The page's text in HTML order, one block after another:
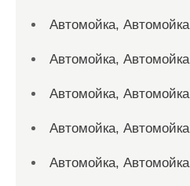
Автомойка, Автомойка
Автомойка, Автомойка
Автомойка, Автомойка
Автомойка, Автомойка
Автомойка, Автомойка